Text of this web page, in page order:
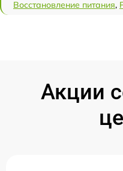
Восстановление питания,
Акции